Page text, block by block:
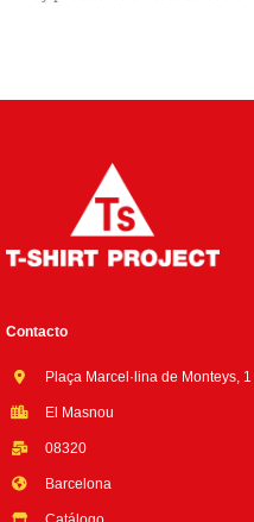
Contacto
Plaça Marcel·lina de Monteys, 1
El Masnou
08320
Barcelona